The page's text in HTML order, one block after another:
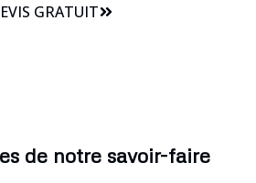
GRATUIT
de notre savoir-faire